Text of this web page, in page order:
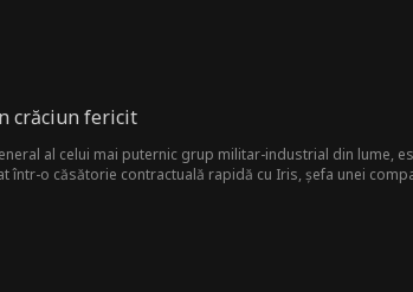
crăciun fericit
al celui mai puternic grup militar-industrial din lume,
într-o căsătorie contractuală rapidă cu Iris, șefa unei